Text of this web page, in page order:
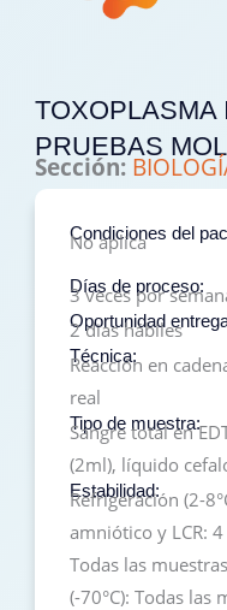
TOXOPLASMA
PRUEBAS
Sección:
Condiciones del
No aplica
Días de proceso:
3 veces por
Oportunidad
2 dias hábiles
Técnica:
Reacción en
real
Tipo de muestra:
Sangre total en
(2ml), líquido
Estabilidad:
Refrigeración (2-
amniótico y LCR:
Todas las
(-70°C): Todas las